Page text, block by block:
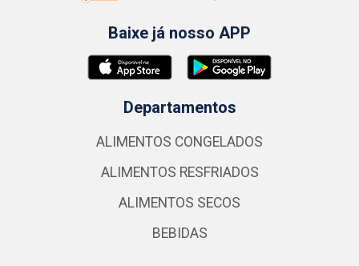
Baixe já nosso APP
Departamentos
ALIMENTOS CONGELADOS
ALIMENTOS RESFRIADOS
ALIMENTOS SECOS
BEBIDAS